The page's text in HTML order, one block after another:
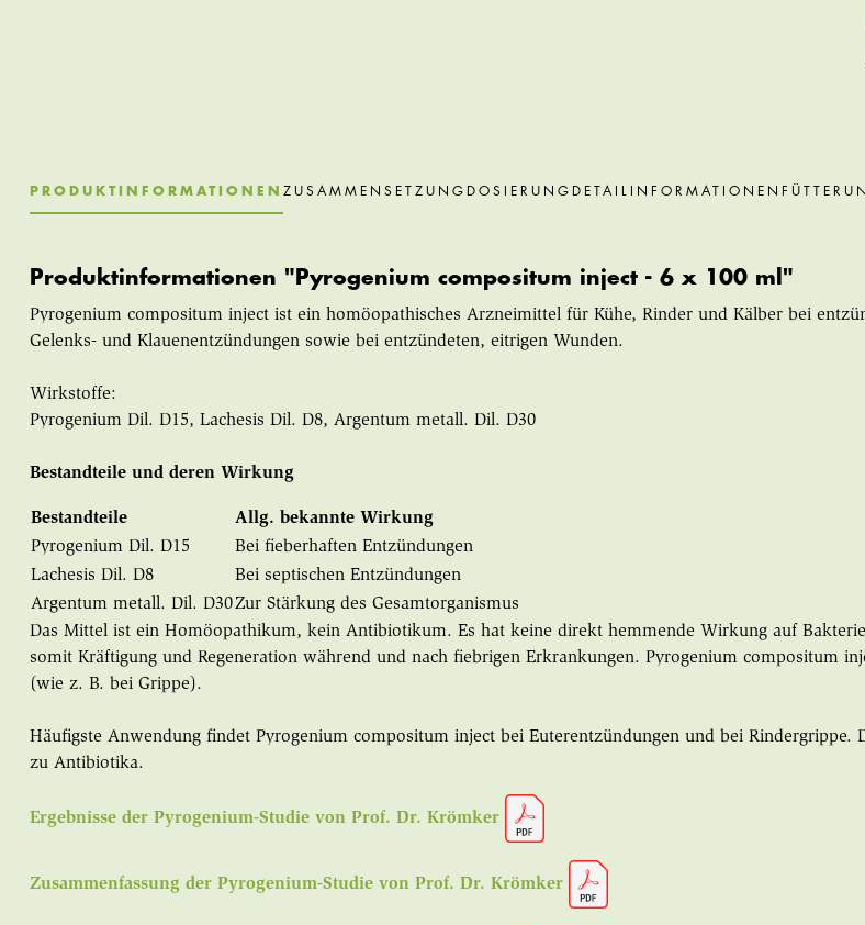
PRODUKTINFORMATIONEN ZUSAMMENSETZUNG DOSIERUNG DETAILINFORMATIONEN
Produktinformationen "Pyrogenium compositum inject - 6 x 100 ml"
Pyrogenium compositum inject ist ein homöopathisches Arzneimittel für Kühe, Rinder und Kälber bei
Gelenks- und Klauenentzündungen sowie bei entzündeten, eitrigen Wunden.
Wirkstoffe:
Pyrogenium Dil. D15, Lachesis Dil. D8, Argentum metall. Dil. D30
Bestandteile und deren Wirkung
Bestandteile
Allg. bekannte Wirkung
Pyrogenium Dil. D15
Bei fieberhaften Entzündungen
Lachesis Dil. D8
Bei septischen Entzündungen
Argentum metall. Dil. D30Zur Stärkung des Gesamtorganismus
Das Mittel ist ein Homöopathikum, kein Antibiotikum. Es hat keine direkt hemmende Wirkung auf
somit Kräftigung und Regeneration während und nach fiebrigen Erkrankungen. Pyrogenium compositum
(wie z. B. bei Grippe).
Häufigste Anwendung findet Pyrogenium compositum inject bei Euterentzündungen und bei
zu Antibiotika.
Ergebnisse der Pyrogenium-Studie von Prof. Dr. Krömker
Zusammenfassung der Pyrogenium-Studie von Prof. Dr. Krömker